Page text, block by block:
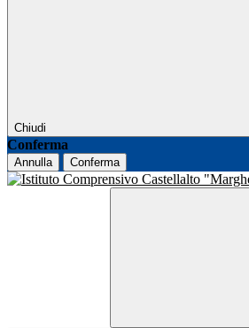
Chiudi
Conferma
Annulla Conferma